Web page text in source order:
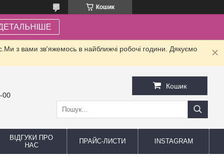
Кошик
з вами зв'яжемось в найближчі робочі години. Дякуємо
00
Кошик
ВІДГУКИ ПРО
НАС
ПРАЙС-ЛИСТИ INSTAGRAM